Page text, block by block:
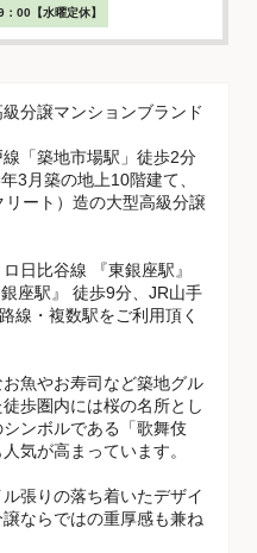
00【水曜定休】
分譲マンションブランド
線「築地市場駅」徒歩2分
3月築の地上10階建て、
ート）造の大型高級分譲
日比谷線 『東銀座駅』
座駅』 徒歩9分、JR山手
線・複数駅をご利用頂く
魚やお寿司など築地グル
歩圏内には桜の名所とし
ンボルである「歌舞伎
気が高まっています。
張りの落ち着いたデザイ
ならではの重厚感も兼ね